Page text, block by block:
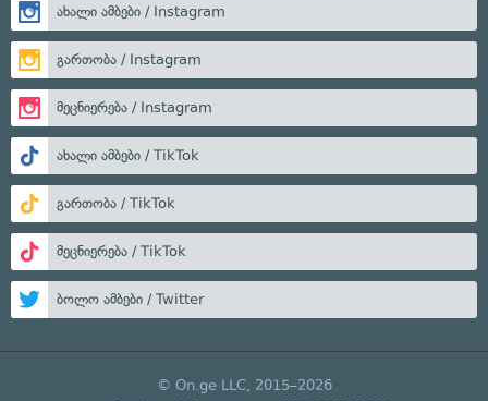
ახალი ამბები / Instagram
გართობა / Instagram
მეცნიერება / Instagram
ახალი ამბები / TikTok
გართობა / TikTok
მეცნიერება / TikTok
ბოლო ამბები / Twitter
© On.ge LLC, 2015–2026